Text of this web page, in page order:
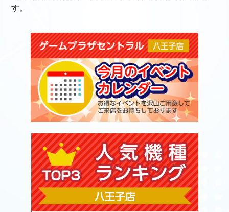
す。